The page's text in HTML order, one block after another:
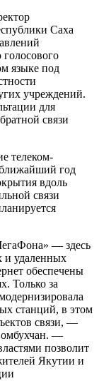
Саха
языке под
учреждений.
для
связи
телеком-
год
вдоль
связи
— здесь
и удаленных
обеспечены
Только за
станций, в этом
связи, —
—
позволит
Якутии и